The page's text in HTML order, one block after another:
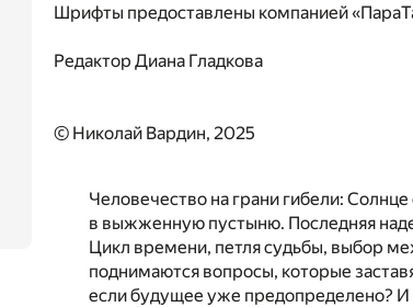
Шрифты предоставлены компанией
Редактор Диана Гладкова
© Николай Вардин, 2025
Человечество на грани гибели:
в выжженную пустыню. Последняя
Цикл времени, петля судьбы, выбор
поднимаются вопросы, которые
если будущее уже предопределено? И